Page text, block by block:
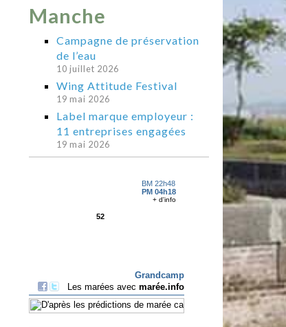
Manche
Campagne de préservation
de l’eau
10 juillet 2026
Wing Attitude Festival
19 mai 2026
Label marque employeur :
11 entreprises engagées
19 mai 2026